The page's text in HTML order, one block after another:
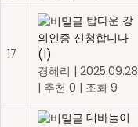
17
탑다운 강
의인증 신청합니다
(1)
경혜리 | 2025.09.28
| 추천 0 | 조회 9
대바늘이